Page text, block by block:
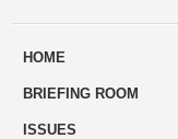
HOME
BRIEFING ROOM
ISSUES